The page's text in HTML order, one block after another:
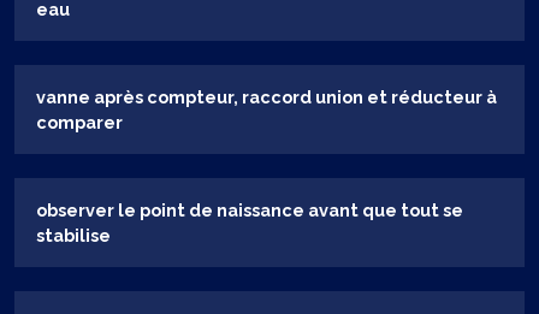
eau
vanne après compteur, raccord union et réducteur à
comparer
observer le point de naissance avant que tout se
stabilise